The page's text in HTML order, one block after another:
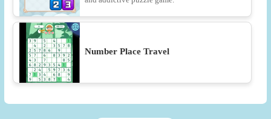
Number Place Travel